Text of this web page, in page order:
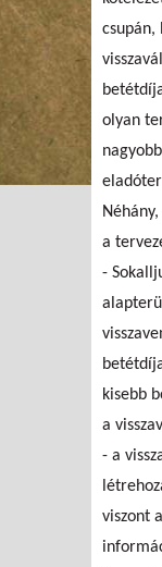
csupán,
olyan
a
-
kisebb
a
- a
viszont